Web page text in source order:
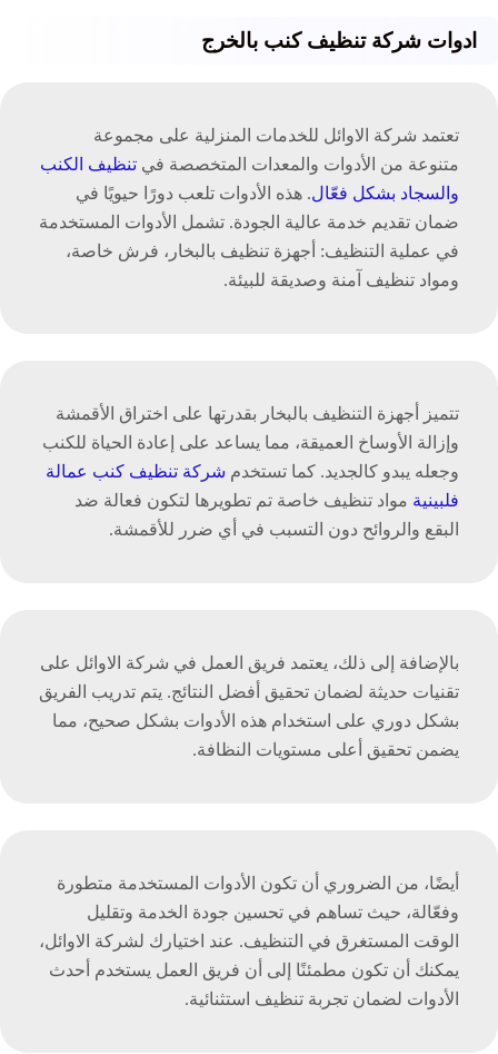
ادوات شركة تنظيف كنب بالخرج
تعتمد شركة الاوائل للخدمات المنزلية على مجموعة
متنوعة من الأدوات والمعدات المتخصصة في تنظيف الكنب
والسجاد بشكل فعّال. هذه الأدوات تلعب دورًا حيويًا في
ضمان تقديم خدمة عالية الجودة. تشمل الأدوات المستخدمة
في عملية التنظيف: أجهزة تنظيف بالبخار، فرش خاصة،
ومواد تنظيف آمنة وصديقة للبيئة.
تتميز أجهزة التنظيف بالبخار بقدرتها على اختراق الأقمشة
وإزالة الأوساخ العميقة، مما يساعد على إعادة الحياة للكنب
وجعله يبدو كالجديد. كما تستخدم شركة تنظيف كنب عمالة
فلبينية مواد تنظيف خاصة تم تطويرها لتكون فعالة ضد
البقع والروائح دون التسبب في أي ضرر للأقمشة.
بالإضافة إلى ذلك، يعتمد فريق العمل في شركة الاوائل على
تقنيات حديثة لضمان تحقيق أفضل النتائج. يتم تدريب الفريق
بشكل دوري على استخدام هذه الأدوات بشكل صحيح، مما
يضمن تحقيق أعلى مستويات النظافة.
أيضًا، من الضروري أن تكون الأدوات المستخدمة متطورة
وفعّالة، حيث تساهم في تحسين جودة الخدمة وتقليل
الوقت المستغرق في التنظيف. عند اختيارك لشركة الاوائل،
يمكنك أن تكون مطمئنًا إلى أن فريق العمل يستخدم أحدث
الأدوات لضمان تجربة تنظيف استثنائية.